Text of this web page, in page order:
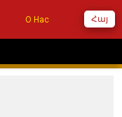
Հայ
О Нас